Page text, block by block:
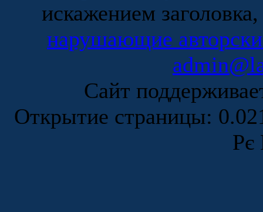
искажением
нарушающие
Сайт
Открытие страницы:
Рє